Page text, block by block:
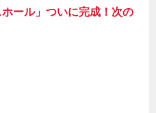
ール」ついに完成！次の